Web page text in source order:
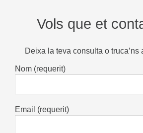
Vols que et
Deixa la teva consulta o truca’ns
Nom (requerit)
Email (requerit)